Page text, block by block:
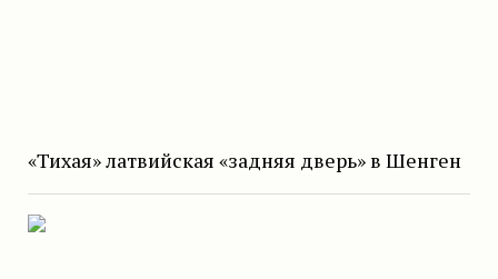
«Тихая» латвийская «задняя дверь» в Шенген